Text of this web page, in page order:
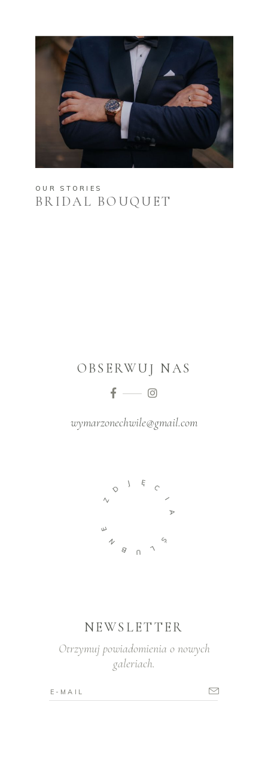
OUR STORIES
BRIDAL BOUQUET
OBSERWUJ NAS
wymarzonechwile@gmail.com
Z
D
J Ę
C
I
A
Ś
L
U
B
N
E
NEWSLETTER
Otrzymuj powiadomienia o nowych
galeriach.